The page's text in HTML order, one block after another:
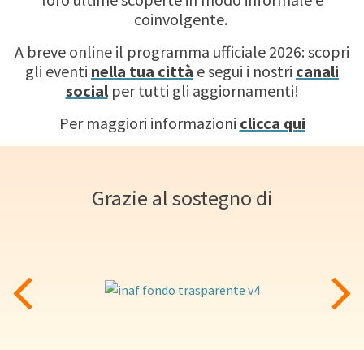
coinvolgente.
A breve online il programma ufficiale 2026: scopri
gli eventi nella tua città e segui i nostri canali
socialper tutti gli aggiornamenti!
Per maggiori informazioni clicca qui
Grazie al sostegno di